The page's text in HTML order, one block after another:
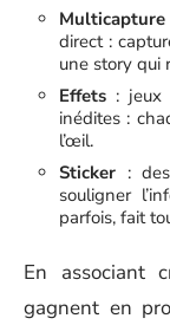
Multicapture
direct :
une story qui
Effets : jeux
inédites :
l’œil.
Sticker :
souligner
parfois, fait
En associant
gagnent en